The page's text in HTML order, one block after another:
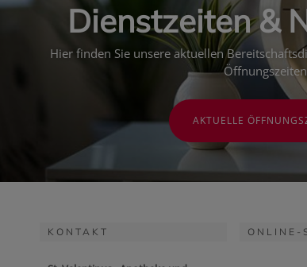
Dienstzeiten &
Hier finden Sie unsere aktuellen
AKTUELLE
KONTAKT ONLINE-